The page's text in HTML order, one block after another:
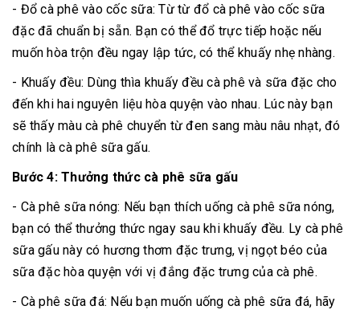
- Đổ cà phê vào cốc sữa: Từ từ đổ cà phê vào cốc sữa
đặc đã chuẩn bị sẵn. Bạn có thể đổ trực tiếp hoặc nếu
muốn hòa trộn đều ngay lập tức, có thể khuấy nhẹ nhàng.
- Khuấy đều: Dùng thìa khuấy đều cà phê và sữa đặc cho
đến khi hai nguyên liệu hòa quyện vào nhau. Lúc này bạn
sẽ thấy màu cà phê chuyển từ đen sang màu nâu nhạt, đó
chính là cà phê sữa gấu.
Bước 4: Thưởng thức cà phê sữa gấu
- Cà phê sữa nóng: Nếu bạn thích uống cà phê sữa nóng,
bạn có thể thưởng thức ngay sau khi khuấy đều. Ly cà phê
sữa gấu này có hương thơm đặc trưng, vị ngọt béo của
sữa đặc hòa quyện với vị đắng đặc trưng của cà phê.
- Cà phê sữa đá: Nếu bạn muốn uống cà phê sữa đá, hãy